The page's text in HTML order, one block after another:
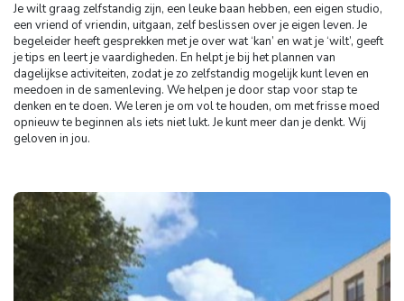
Je wilt graag zelfstandig zijn, een leuke baan hebben, een eigen studio,
een vriend of vriendin, uitgaan, zelf beslissen over je eigen leven. Je
begeleider heeft gesprekken met je over wat ‘kan’ en wat je ‘wilt’, geeft
je tips en leert je vaardigheden. En helpt je bij het plannen van
dagelijkse activiteiten, zodat je zo zelfstandig mogelijk kunt leven en
meedoen in de samenleving. We helpen je door stap voor stap te
denken en te doen. We leren je om vol te houden, om met frisse moed
opnieuw te beginnen als iets niet lukt. Je kunt meer dan je denkt. Wij
geloven in jou.